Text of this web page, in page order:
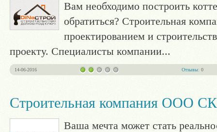
Вам необходимо построить
обратиться? Строительная
проектированием и
проекту. Специалисты компании...
14-06-2016 Отзывы: 0
Строительная компания ООО
Ваша мечта может стать